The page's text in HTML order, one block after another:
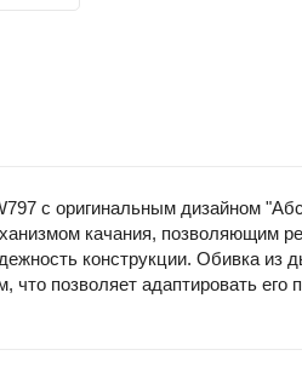
с оригинальным дизайном
качания, позволяющим
конструкции. Обивка
что позволяет адаптировать